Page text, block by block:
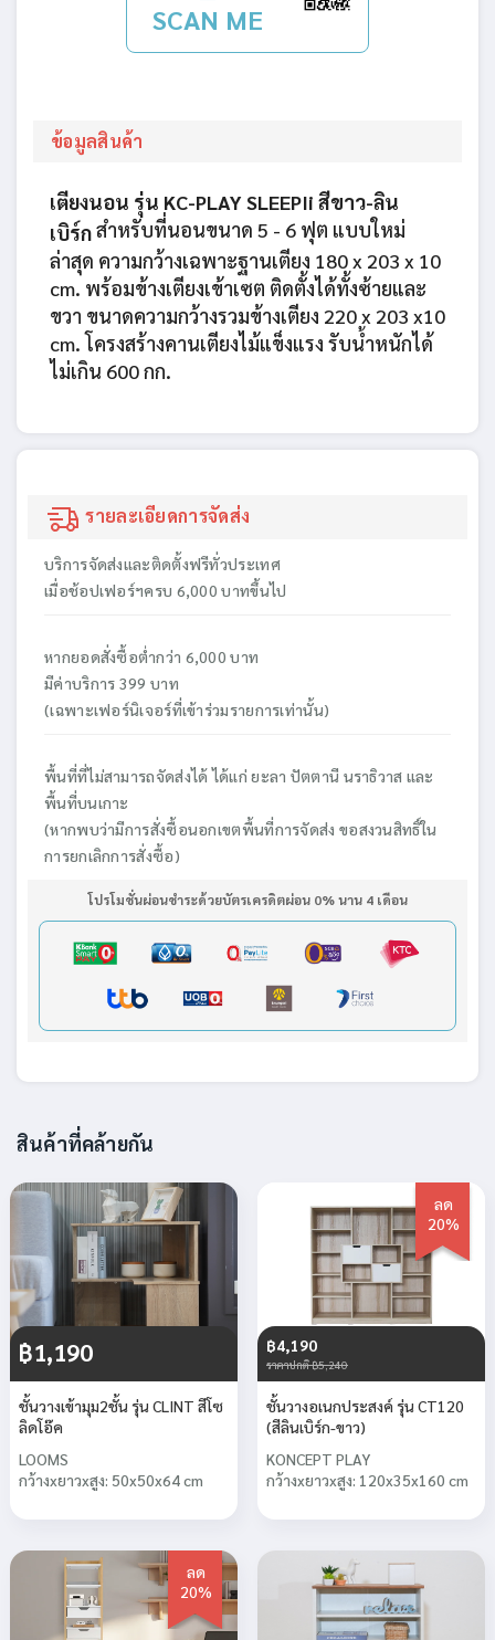
SCAN ME
ข้อมูลสินค้า
เตียงนอน รุ่น KC-PLAY SLEEPIi สีขาว-ลิน
เบิร์กสำหรับที่นอนขนาด 5 - 6 ฟุต แบบใหม่
ล่าสุด ความกว้างเฉพาะฐานเตียง 180 x 203 x 10
cm. พร้อมข้างเตียงเข้าเซต ติดตั้งได้ทั้งซ้ายและ
ขวา ขนาดความกว้างรวมข้างเตียง 220 x 203 x10
cm. ​โครงสร้างคานเตียงไม้แข็งแรง รับน้ำหนักได้
ไม่เกิน 600 กก.
รายละเอียดการจัดส่ง
บริการจัดส่งและติดตั้งฟรีทั่วประเทศ
เมื่อช้อปเฟอร์ฯครบ 6,000 บาทขึ้นไป
หากยอดสั่งซื้อต่ำกว่า 6,000 บาท
มีค่าบริการ 399 บาท
(เฉพาะเฟอร์นิเจอร์ที่เข้าร่วมรายการเท่านั้น)
พื้นที่ที่ไม่สามารถจัดส่งได้ ได้แก่ ยะลา ปัตตานี นราธิวาส และ
พื้นที่บนเกาะ
(หากพบว่ามีการสั่งซื้อนอกเขตพื้นที่การจัดส่ง ขอสงวนสิทธิ์ใน
การยกเลิกการสั่งซื้อ)
โปรโมชั่นผ่อนชำระด้วยบัตรเครดิตผ่อน 0% นาน 4 เดือน
สินค้าที่คล้ายกัน
฿1,190
ชั้นวางเข้ามุม2ชั้น รุ่น CLINT สีโซ
ลิดโอ๊ค
LOOMS
กว้างxยาวxสูง: 50x50x64 cm
ลด
20%
฿4,190
ราคาปกติ ฿5,240
ชั้นวางอเนกประสงค์ รุ่น CT120
(สีลินเบิร์ก-ขาว)
KONCEPT PLAY
กว้างxยาวxสูง: 120x35x160 cm
ลด
20%